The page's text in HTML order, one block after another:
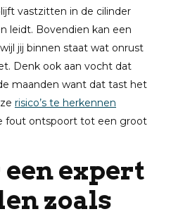
vastzitten in de cilinder
leidt. Bovendien kan een
jij binnen staat wat onrust
Denk ook aan vocht dat
maanden want dat tast het
risico’s te herkennen
fout ontspoort tot een groot
expert
zoals